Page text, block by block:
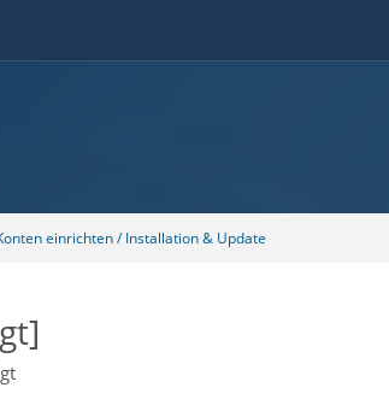
einrichten / Installation & Update